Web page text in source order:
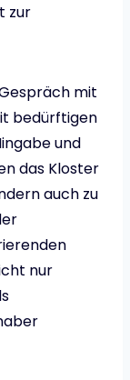
zur
mit
bedürftigen
und
das Kloster
auch zu
nur